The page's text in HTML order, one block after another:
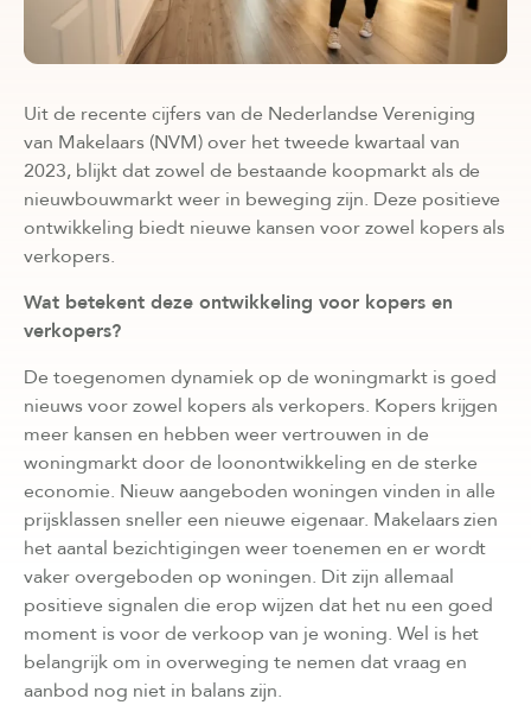
Uit de recente cijfers van de Nederlandse Vereniging
van Makelaars (NVM) over het tweede kwartaal van
2023, blijkt dat zowel de bestaande koopmarkt als de
nieuwbouwmarkt weer in beweging zijn. Deze positieve
ontwikkeling biedt nieuwe kansen voor zowel kopers als
verkopers.
Wat betekent deze ontwikkeling voor kopers en
verkopers?
De toegenomen dynamiek op de woningmarkt is goed
nieuws voor zowel kopers als verkopers. Kopers krijgen
meer kansen en hebben weer vertrouwen in de
woningmarkt door de loonontwikkeling en de sterke
economie. Nieuw aangeboden woningen vinden in alle
prijsklassen sneller een nieuwe eigenaar. Makelaars zien
het aantal bezichtigingen weer toenemen en er wordt
vaker overgeboden op woningen. Dit zijn allemaal
positieve signalen die erop wijzen dat het nu een goed
moment is voor de verkoop van je woning. Wel is het
belangrijk om in overweging te nemen dat vraag en
aanbod nog niet in balans zijn.